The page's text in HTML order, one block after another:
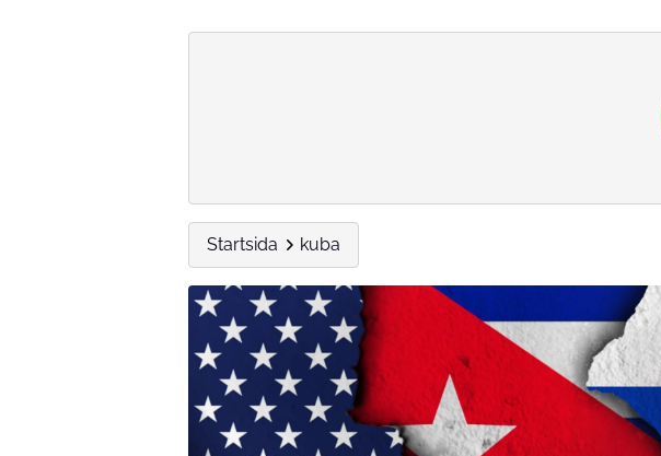
Startsida kuba